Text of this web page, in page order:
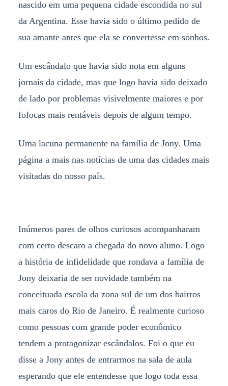
nascido em uma pequena cidade escondida no sul
da Argentina. Esse havia sido o último pedido de
sua amante antes que ela se convertesse em sonhos.
Um escândalo que havia sido nota em alguns
jornais da cidade, mas que logo havia sido deixado
de lado por problemas visivelmente maiores e por
fofocas mais rentáveis depois de algum tempo.
Uma lacuna permanente na família de Jony. Uma
página a mais nas notícias de uma das cidades mais
visitadas do nosso país.
Inúmeros pares de olhos curiosos acompanharam
com certo descaro a chegada do novo aluno. Logo
a história de infidelidade que rondava a família de
Jony deixaria de ser novidade também na
conceituada escola da zona sul de um dos bairros
mais caros do Rio de Janeiro. É realmente curioso
como pessoas com grande poder econômico
tendem a protagonizar escândalos. Foi o que eu
disse a Jony antes de entrarmos na sala de aula
esperando que ele entendesse que logo toda essa